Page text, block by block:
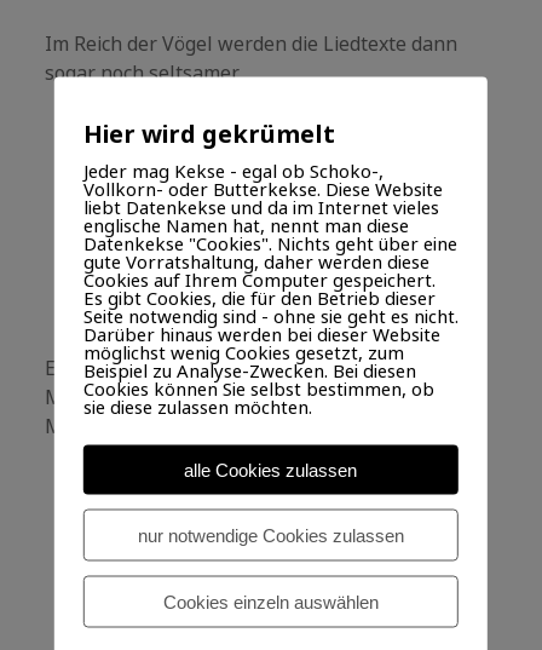
Im Reich der Vögel werden die Liedtexte dann
sogar noch seltsamer.
WEITERLESENWER
RUFT
DA
AUS
DEM
WALD?
Der Marder
VERÖFFENTLICHT AM 22. OKTOBER 2011 VON SEBASTIAN
Ein Marder der gern Maden magund sich den
Magen stark verdarbmag nunmehr keine
Madenwegen seinem Magen.
Goethe auf Schloss Kochberg
Hier wird gekrümelt
Jeder mag Kekse - egal ob Schoko-,
Vollkorn- oder Butterkekse. Diese Website
liebt Datenkekse und da im Internet vieles
englische Namen hat, nennt man diese
Datenkekse "Cookies". Nichts geht über eine
gute Vorratshaltung, daher werden diese
Cookies auf Ihrem Computer gespeichert.
Es gibt Cookies, die für den Betrieb dieser
Seite notwendig sind - ohne sie geht es nicht.
Darüber hinaus werden bei dieser Website
möglichst wenig Cookies gesetzt, zum
Beispiel zu Analyse-Zwecken. Bei diesen
Cookies können Sie selbst bestimmen, ob
sie diese zulassen möchten.
alle Cookies zulassen
nur notwendige Cookies zulassen
Cookies einzeln auswählen